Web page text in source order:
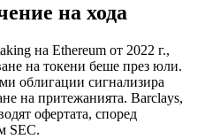
на ходa
на Ethereum от 2022 г.,
на токени беше през юли.
облигации сигнализира
на притежанията. Barclays,
офертата, според
SEC.